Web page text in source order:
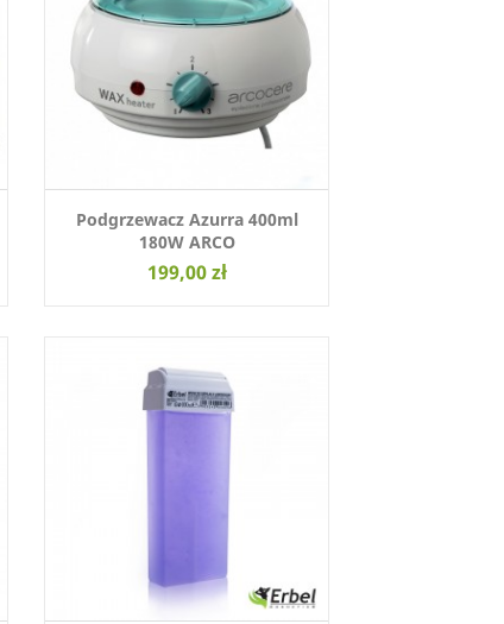
Podgrzewacz Azurra 400ml
180W ARCO
199,00 zł